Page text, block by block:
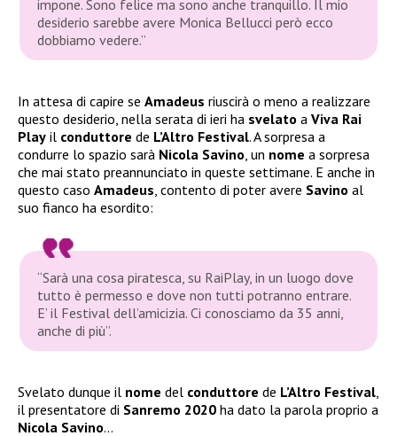
impone. Sono felice ma sono anche tranquillo. Il mio
desiderio sarebbe avere Monica Bellucci però ecco
dobbiamo vedere.”
In attesa di capire se Amadeus riuscirà o meno a realizzare
questo desiderio, nella serata di ieri ha svelato a Viva Rai
Play il conduttore de L’Altro Festival. A sorpresa a
condurre lo spazio sarà Nicola Savino , un nome a sorpresa
che mai stato preannunciato in queste settimane. E anche in
questo caso Amadeus , contento di poter avere Savino al
suo fianco ha esordito:
“Sarà una cosa piratesca, su RaiPlay, in un luogo dove
tutto è permesso e dove non tutti potranno entrare.
E’ il Festival dell’amicizia. Ci conosciamo da 35 anni,
anche di più”.
Svelato dunque il nome del conduttore de L’Altro Festival
il presentatore di Sanremo 2020 ha dato la parola proprio a
Nicola Savino…